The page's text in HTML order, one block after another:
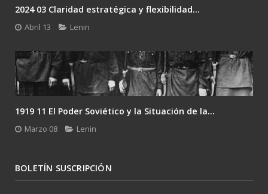
2024 03 Claridad estratégica y flexibilidad...
Abril 13 Lenin
1919 11 El Poder Soviético y la Situación de la...
Marzo 08 Lenin
BOLETÍN SUSCRIPCIÓN